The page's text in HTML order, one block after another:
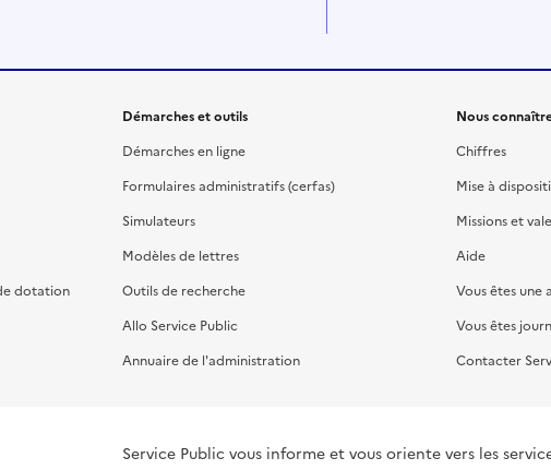
dotation
Démarches et outils
Démarches en ligne
Formulaires administratifs (cerfas)
Simulateurs
Modèles de lettres
Outils de recherche
Allo Service Public
Annuaire de l'administration
Nous
Chiffres
Mise à
Missions et
Aide
Vous êtes une
Vous êtes
Contacter
Service Public vous informe et vous oriente vers les